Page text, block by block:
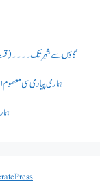
گاؤں سے شہر تک۔۔۔۔(قسط
ہماری پیاری سی معصوم